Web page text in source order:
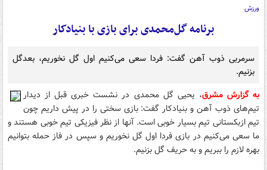
ورزش
برنامه گل‌محمدی برای بازی با بنیادکار
سرمربی ذوب آهن گفت: فردا سعی می‌کنیم اول گل نخوریم، بعدگل
بزنیم.
به گزارش مشرق، یحیی گل محمدی در نشست خبری قبل از دیدار
تیم‌های ذوب آهن و بنیادکار گفت: بازی سختی را در پیش داریم چون
تیم ازبکستانی تیم بسیار خوبی است. آنها از نظر فیزیکی تیم خوبی هستند و
ما سعی می‌کنیم در بازی فردا اول گل نخوریم و سپس در فاز حمله بتوانیم
بهره لازم را ببریم و به حریف گل بزنیم.